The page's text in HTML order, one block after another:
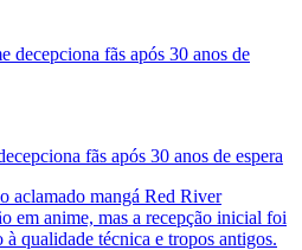
fãs após 30 anos de espera
aclamado mangá Red River
em anime, mas a recepção inicial foi
qualidade técnica e tropos antigos.